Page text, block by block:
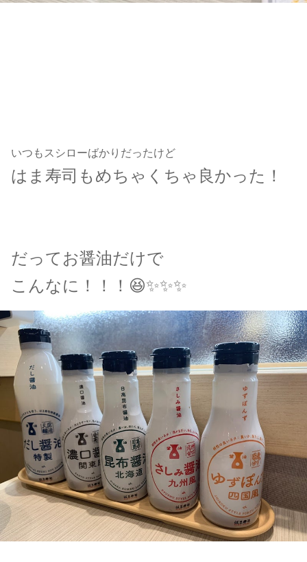
いつもスシローばかりだったけど
はま寿司もめちゃくちゃ良かった！
だってお醤油だけで
こんなに！！！😆✨✨✨